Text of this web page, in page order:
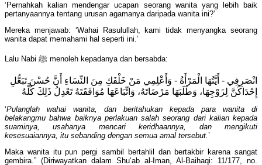
‘Pernahkah kalian mendengar ucapan seorang wanita yang lebih baik
pertanyaannya tentang urusan agamanya daripada wanita ini?’
Mereka menjawab: ‘Wahai Rasulullah, kami tidak menyangka seorang
wanita dapat memahami hal seperti ini.’
Lalu Nabi ﷺ menoleh kepadanya dan bersabda:
انْصَرِفِي - أَيَّتُهَا الْمَرْأَةُ - وَأَعْلِمِي مَنْ خَلْفَكِ مِنَ النِّسَاءِ أَنَّ حُسْنَ تَبَعُّلِ
إِحْدَاكُنَّ لِزَوْجِهَا، وَطَلَبَهَا مَرْضَاتَهُ، وَاتِّبَاعَهَا مُوَافَقَتَهُ تَعْدِلُ ذَلِكَ كُلَّهُ
‘Pulanglah wahai wanita, dan beritahukan kepada para wanita di
belakangmu bahwa baiknya perlakuan salah seorang dari kalian kepada
suaminya, usahanya mencari keridhaannya, dan mengikuti
kesesuaiannya, itu sebanding dengan semua amal tersebut.’
Maka wanita itu pun pergi sambil bertahlil dan bertakbir karena sangat
gembira.” (Diriwayatkan dalam Shu‘ab al-Iman, Al-Baihaqi: 11/177, no.